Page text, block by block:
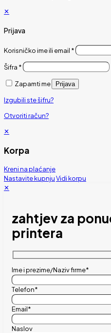
✕
Prijava
Korisničko ime ili email *
Šifra *
Zapamti me Prijava
Izgubili ste šifru?
Otvoriti račun?
✕
Korpa
Kreni na plaćanje
Nastavite kupnjuVidi korpu
✕
zahtjev za
printera
Ime i prezime/Naziv firme*
Telefon*
Email*
Naslov